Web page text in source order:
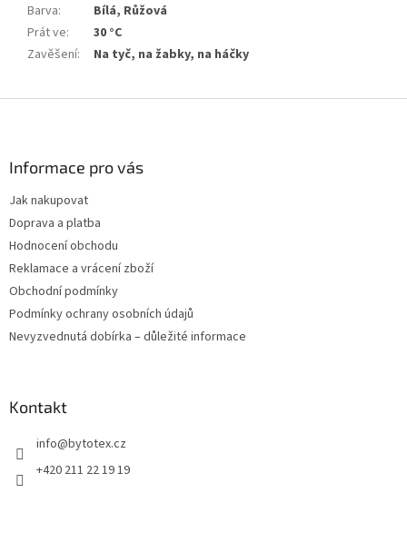
Barva:
Bílá, Růžová
Prát ve:
30 °C
Zavěšení: Na tyč, na žabky, na háčky
Informace pro vás
Jak nakupovat
Doprava a platba
Hodnocení obchodu
Reklamace a vrácení zboží
Obchodní podmínky
Podmínky ochrany osobních údajů
Nevyzvednutá dobírka – důležité informace
Kontakt
info@bytotex.cz
+420 211 22 19 19